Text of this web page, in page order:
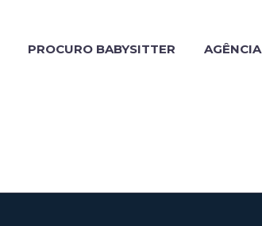
PROCURO BABYSITTER AGÊNCIA